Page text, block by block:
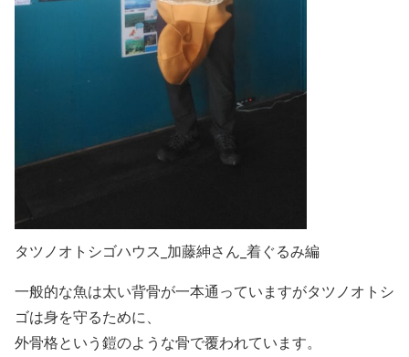
タツノオトシゴハウス_加藤紳さん_着ぐるみ編
一般的な魚は太い背骨が一本通っていますがタツノオトシ
ゴは身を守るために、
外骨格という鎧のような骨で覆われています。